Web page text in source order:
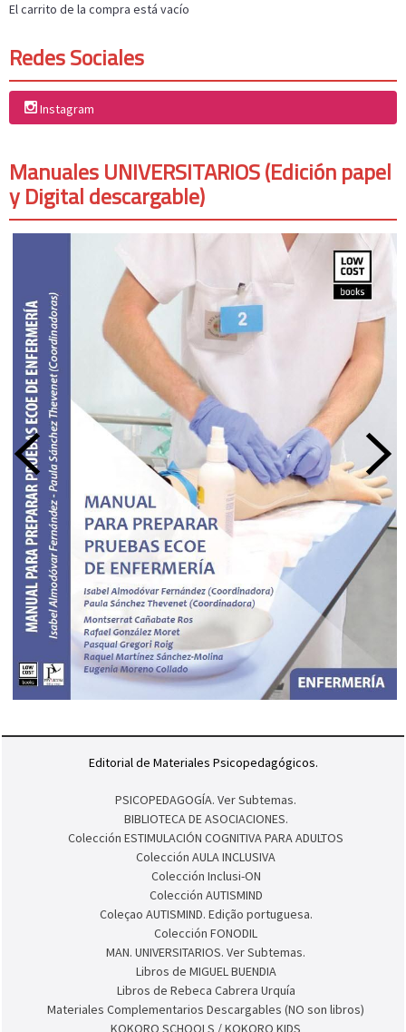
El carrito de la compra está vacío
Redes Sociales
Instagram
Manuales UNIVERSITARIOS (Edición papel
y Digital descargable)
Editorial de Materiales Psicopedagógicos.
PSICOPEDAGOGÍA. Ver Subtemas.
BIBLIOTECA DE ASOCIACIONES.
Colección ESTIMULACIÓN COGNITIVA PARA ADULTOS
Colección AULA INCLUSIVA
Colección Inclusi-ON
Colección AUTISMIND
Coleçao AUTISMIND. Edição portuguesa.
Colección FONODIL